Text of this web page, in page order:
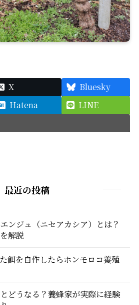
X
Bluesky
Hatena
LINE
最近の投稿
ンジュ（ニセアカシア）とは？
解説
餌を自作したらホンモロコ養殖
どうなる？養蜂家が実際に経験